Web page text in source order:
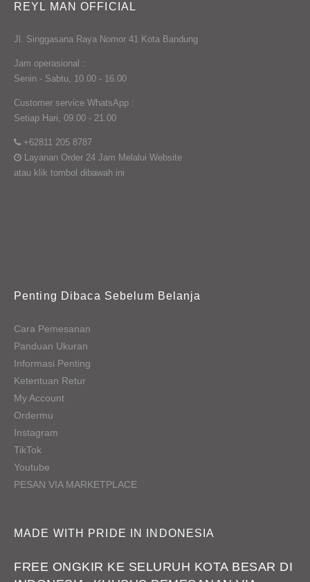
REYL MAN OFFICIAL
Jl. Singgasana Raya Nomor 41 Kota Bandung
Jam operasional :
Senin - Sabtu, 10.00 - 16.00
Customer service WhatsApp :
Setiap Hari, 09.00 - 21.00
+62811 205 8787
Layanan Order 24 Jam Melalui Website
atau klik tombol dibawah ini
Penting Dibaca Sebelum Belanja
Cara Pemesanan
Panduan Ukuran
Informasi Penting
Ketentuan Retur
My Account
Ordermu
Instagram
TikTok
Youtube
PESAN VIA MARKETPLACE
MADE WITH PRIDE IN INDONESIA
FREE ONGKIR KE SELURUH KOTA BESAR DI